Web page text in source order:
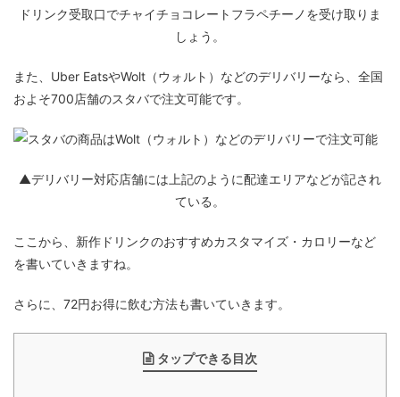
ドリンク受取口でチャイチョコレートフラペチーノを受け取りま
しょう。
また、Uber EatsやWolt（ウォルト）などのデリバリーなら、全国
およそ700店舗のスタバで注文可能です。
▲デリバリー対応店舗には上記のように配達エリアなどが記され
ている。
ここから、新作ドリンクのおすすめカスタマイズ・カロリーなど
を書いていきますね。
さらに、72円お得に飲む方法も書いていきます。
タップできる目次